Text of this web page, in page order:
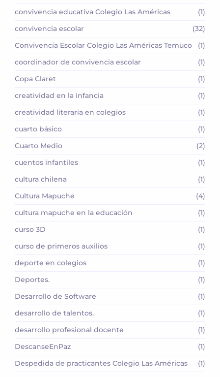
convivencia educativa Colegio Las Américas
(1)
convivencia escolar
(32)
Convivencia Escolar Colegio Las Américas Temuco
(1)
coordinador de convivencia escolar
(1)
Copa Claret
(1)
creatividad en la infancia
(1)
creatividad literaria en colegios
(1)
cuarto básico
(1)
Cuarto Medio
(2)
cuentos infantiles
(1)
cultura chilena
(1)
Cultura Mapuche
(4)
cultura mapuche en la educación
(1)
curso 3D
(1)
curso de primeros auxilios
(1)
deporte en colegios
(1)
Deportes.
(1)
Desarrollo de Software
(1)
desarrollo de talentos.
(1)
desarrollo profesional docente
(1)
DescanseEnPaz
(1)
Despedida de practicantes Colegio Las Américas
(1)